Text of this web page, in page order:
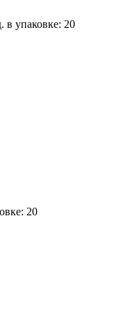
в упаковке: 20
20